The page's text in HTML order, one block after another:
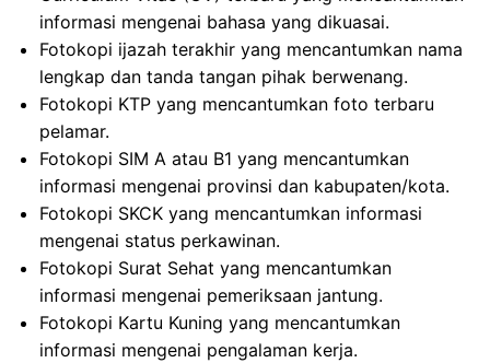
informasi mengenai bahasa yang dikuasai.
Fotokopi ijazah terakhir yang mencantumkan nama
lengkap dan tanda tangan pihak berwenang.
Fotokopi KTP yang mencantumkan foto terbaru
pelamar.
Fotokopi SIM A atau B1 yang mencantumkan
informasi mengenai provinsi dan kabupaten/kota.
Fotokopi SKCK yang mencantumkan informasi
mengenai status perkawinan.
Fotokopi Surat Sehat yang mencantumkan
informasi mengenai pemeriksaan jantung.
Fotokopi Kartu Kuning yang mencantumkan
informasi mengenai pengalaman kerja.